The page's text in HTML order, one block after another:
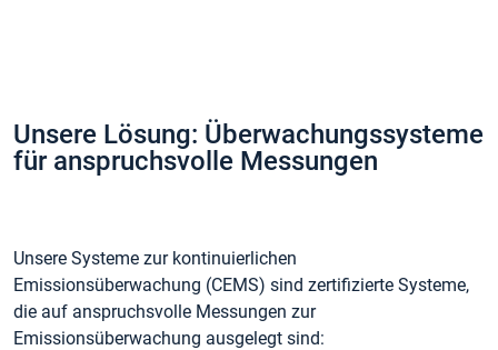
Unsere Lösung: Überwachungssysteme
für anspruchsvolle Messungen
Unsere Systeme zur kontinuierlichen
Emissionsüberwachung (CEMS) sind zertifizierte Systeme,
die auf anspruchsvolle Messungen zur
Emissionsüberwachung ausgelegt sind: